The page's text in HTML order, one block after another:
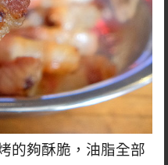
的夠酥脆，油脂全部